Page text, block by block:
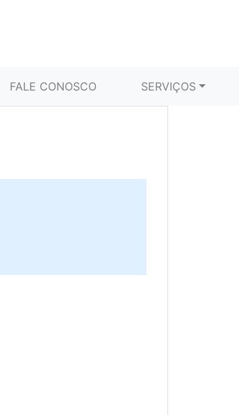
FALE CONOSCO SERVIÇOS